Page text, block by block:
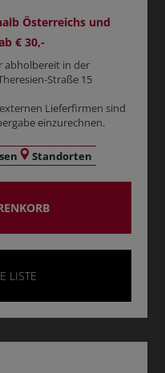
Österreichs und
€ 30,-
abholbereit in der
Straße 15
Lieferfirmen sind
einzurechnen.
Standorten
LISTE